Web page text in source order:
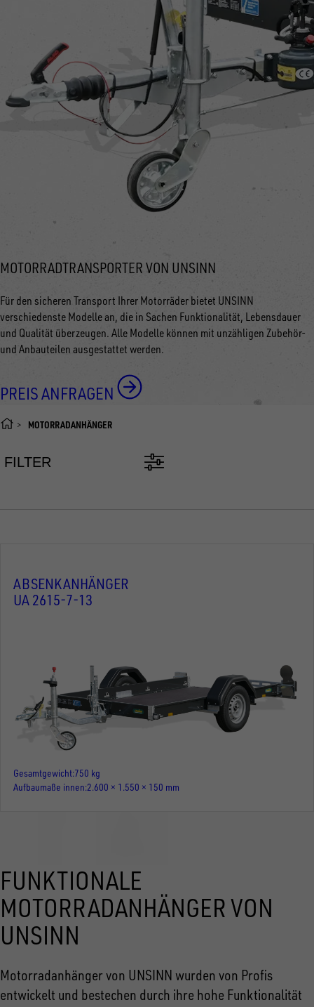
MOTORRADTRANSPORTER VON UNSINN
Für den sicheren Transport Ihrer Motorräder bietet UNSINN
verschiedenste Modelle an, die in Sachen Funktionalität, Lebensdauer
und Qualität überzeugen. Alle Modelle können mit unzähligen Zubehör-
und Anbauteilen ausgestattet werden.
PREIS ANFRAGEN
MOTORRADANHÄNGER
FILTER
ABSENKANHÄNGER
UA 2615-7-13
Gesamtgewicht 750 kg
Aufbaumaße innen 2.600 × 1.550 × 150 mm
FUNKTIONALE
MOTORRADANHÄNGER VON
UNSINN
Motorradanhänger von UNSINN wurden von Profis
entwickelt und bestechen durch ihre hohe Funktionalität